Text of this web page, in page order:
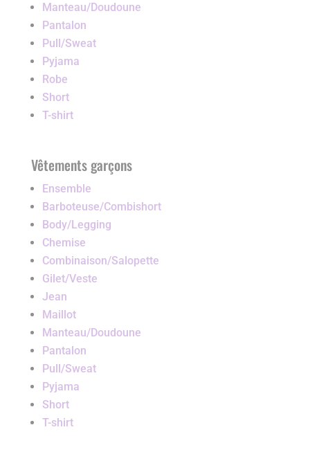
Manteau/Doudoune
Pantalon
Pull/Sweat
Pyjama
Robe
Short
T-shirt
Vêtements garçons
Ensemble
Barboteuse/Combishort
Body/Legging
Chemise
Combinaison/Salopette
Gilet/Veste
Jean
Maillot
Manteau/Doudoune
Pantalon
Pull/Sweat
Pyjama
Short
T-shirt